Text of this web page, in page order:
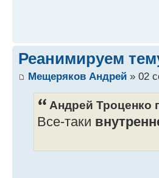
Реанимируем
Мещеряков Андрей » 02
Андрей Троценко
Все-таки